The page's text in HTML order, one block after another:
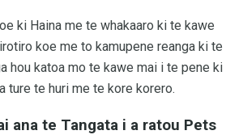
ki Haina me te whakaaro ki te kawe
koe me to kamupene reanga ki te
hou katoa mo te kawe mai i te pene ki
ture te huri me te kore korero.
ana te Tangata i a ratou Pets